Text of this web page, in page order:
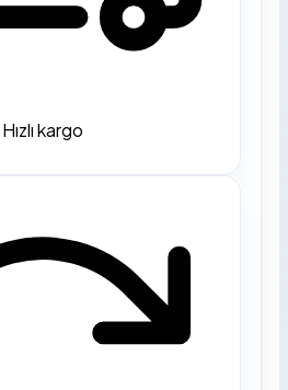
Hızlı kargo